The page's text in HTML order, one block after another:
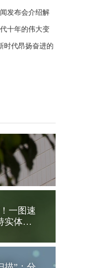
发布会介绍解
十年的伟大变
时代昂扬奋进的
团代表在学习
一图速
实体…